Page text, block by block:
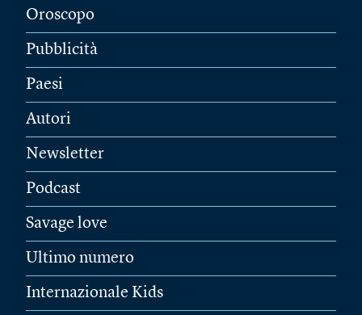
Oroscopo
Pubblicità
Paesi
Autori
Newsletter
Podcast
Savage love
Ultimo numero
Internazionale Kids